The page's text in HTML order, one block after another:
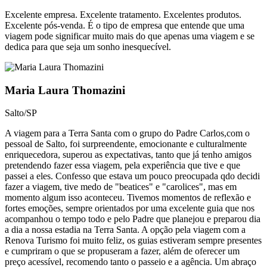
Excelente empresa. Excelente tratamento. Excelentes produtos.
Excelente pós-venda. É o tipo de empresa que entende que uma
viagem pode significar muito mais do que apenas uma viagem e se
dedica para que seja um sonho inesquecível.​
Maria Laura Thomazini
Salto/SP
A viagem para a Terra Santa com o grupo do Padre Carlos,com o
pessoal de Salto, foi surpreendente, emocionante e culturalmente
enriquecedora, superou as expectativas, tanto que já tenho amigos
pretendendo fazer essa viagem, pela experiência que tive e que
passei a eles. Confesso que estava um pouco preocupada qdo decidi
fazer a viagem, tive medo de "beatices" e "carolices", mas em
momento algum isso aconteceu. Tivemos momentos de reflexão e
fortes emoções, sempre orientados por uma excelente guia que nos
acompanhou o tempo todo e pelo Padre que planejou e preparou dia
a dia a nossa estadia na Terra Santa. A opção pela viagem com a
Renova Turismo foi muito feliz, os guias estiveram sempre presentes
e cumpriram o que se propuseram a fazer, além de oferecer um
preço acessível, recomendo tanto o passeio e a agência. Um abraço